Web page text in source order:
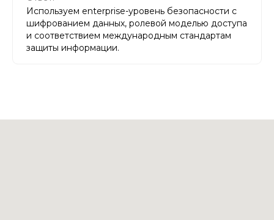
Используем enterprise-уровень безопасности с
шифрованием данных, ролевой моделью доступа
и соответствием международным стандартам
защиты информации.